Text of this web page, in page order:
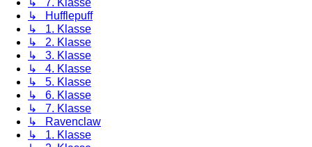
↳ 7. Klasse
↳ Hufflepuff
↳ 1. Klasse
↳ 2. Klasse
↳ 3. Klasse
↳ 4. Klasse
↳ 5. Klasse
↳ 6. Klasse
↳ 7. Klasse
↳ Ravenclaw
↳ 1. Klasse